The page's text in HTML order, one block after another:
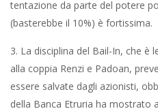
tentazione da parte del potere
(basterebbe il 10%) è fortissima.
3. La disciplina del Bail-In, che è
alla coppia Renzi e Padoan,
essere salvate dagli azionisti,
della Banca Etruria ha mostrato